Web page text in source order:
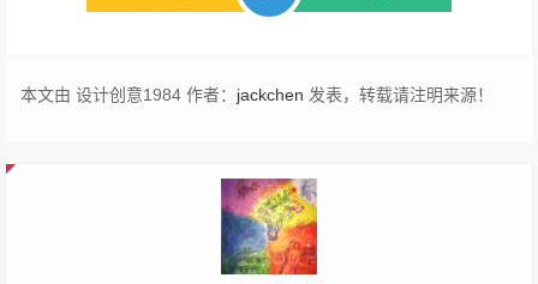
本文由 设计创意1984 作者： jackchen 发表，转载请注明来源！